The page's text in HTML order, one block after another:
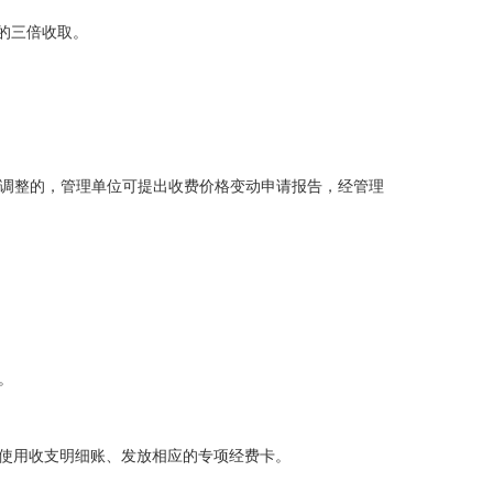
倍收取。
整的，管理单位可提出收费价格变动申请报告，经管理
收支明细账、发放相应的专项经费卡。